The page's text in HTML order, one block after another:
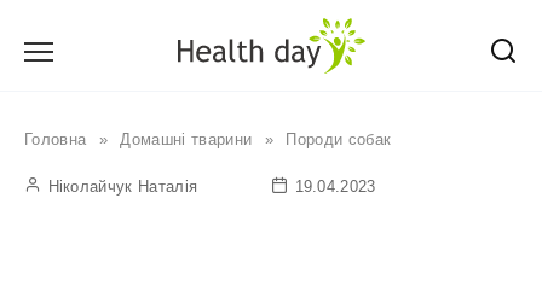
Головна » Домашні тварини » Породи собак
Ніколайчук Наталія 19.04.2023